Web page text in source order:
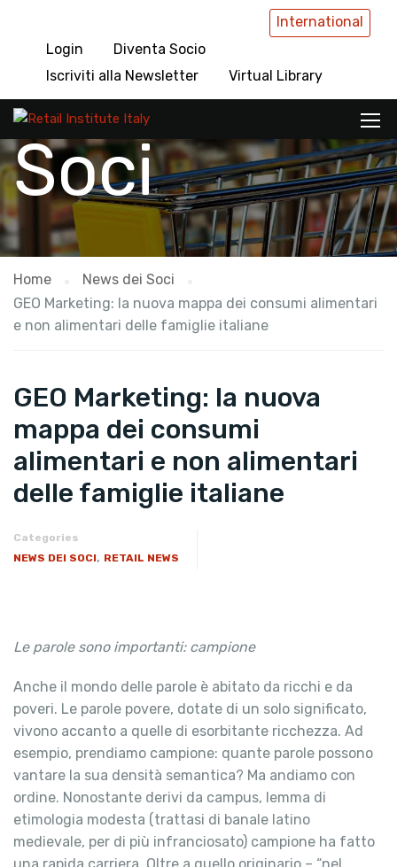
International
Login
Diventa Socio
Iscriviti alla Newsletter
Virtual Library
News dei
Soci
Home
News dei Soci
GEO Marketing: la nuova mappa dei consumi alimentari
e non alimentari delle famiglie italiane
GEO Marketing: la nuova
mappa dei consumi
alimentari e non alimentari
delle famiglie italiane
Categories
NEWS DEI SOCI, RETAIL NEWS
Le parole sono importanti: campione
Anche il mondo delle parole è abitato da ricchi e da
poveri. Le parole povere, dotate di un solo significato,
vivono accanto a quelle di esorbitante ricchezza. Ad
esempio, prendiamo campione: quante parole possono
vantare la sua densità semantica? Ma andiamo con
ordine. Nonostante derivi da campus, lemma di
etimologia modesta (trattasi di banale latino
medievale, per di più infranciosato) campione ha fatto